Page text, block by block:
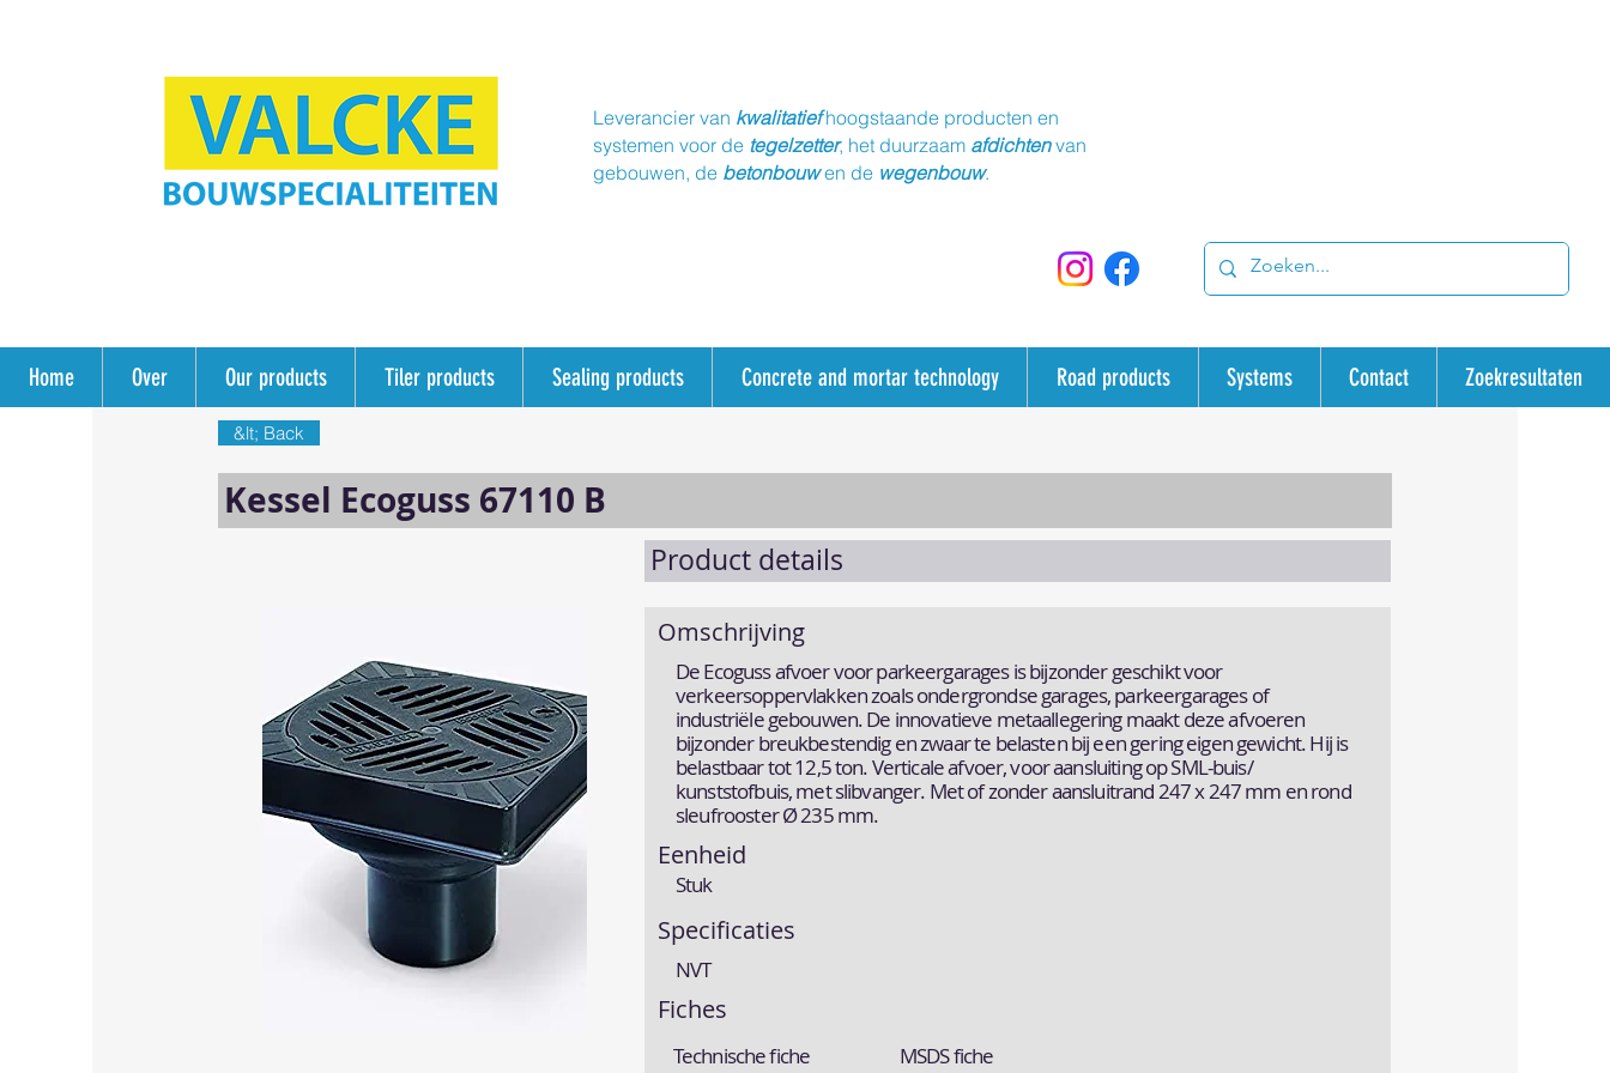
Leverancier van kwalitatiefhoogstaande producten en
systemen voor de tegelzetter, het duurzaam afdichtenvan
gebouwen, de betonbouwen de wegenbouw.
Home Over Our products Tiler products Sealing products Concrete and mortar technology Road products Systems Contact Zoekresultaten
&lt; Back
Kessel Ecoguss 67110 B
Product details
Omschrijving
De Ecoguss afvoer voor parkeergarages is bijzonder geschikt voor
verkeersoppervlakken zoals ondergrondse garages, parkeergarages of
industriële gebouwen. De innovatieve metaallegering maakt deze afvoeren
bijzonder breukbestendig en zwaar te belasten bij een gering eigen gewicht. Hij is
belastbaar tot 12,5 ton. Verticale afvoer, voor aansluiting op SML-buis/
kunststofbuis, met slibvanger. Met of zonder aansluitrand 247 x 247 mm en rond
sleufrooster Ø 235 mm.
Eenheid
Stuk
Specificaties
NVT
Fiches
Technische fiche MSDS fiche